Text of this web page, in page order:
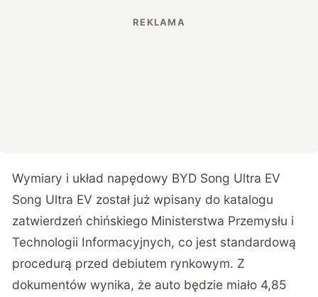
Wymiary i układ napędowy BYD Song Ultra EV
Song Ultra EV został już wpisany do katalogu
zatwierdzeń chińskiego Ministerstwa Przemysłu i
Technologii Informacyjnych, co jest standardową
procedurą przed debiutem rynkowym. Z
dokumentów wynika, że auto będzie miało 4,85